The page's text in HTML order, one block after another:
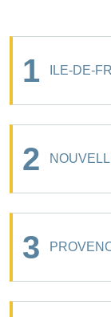
1 ILE-DE-
2
3